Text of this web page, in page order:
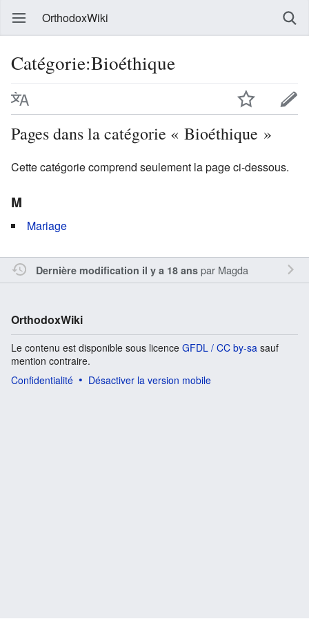
OrthodoxWiki
Catégorie:Bioéthique
Pages dans la catégorie « Bioéthique »
Cette catégorie comprend seulement la page ci-dessous.
M
Mariage
Dernière modification il y a 18 anspar Magda
OrthodoxWiki
Le contenu est disponible sous licence GFDL / CC by-sa sauf
mention contraire.
Confidentialité
Désactiver la version mobile